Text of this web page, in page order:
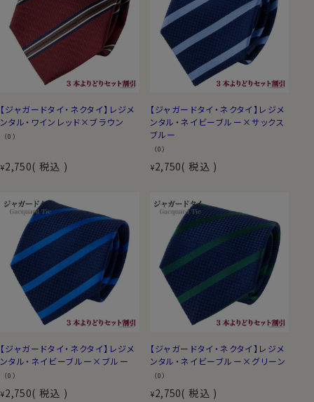
【ジャガードタイ・ネクタイ】レジメ
ンタル・ワインレッド×ブラウン
（0）
¥2,750 税込
【ジャガードタイ・ネクタイ】レジメ
ンタル・ネイビーブルー×サックス
ブルー
（0）
¥2,750 税込
【ジャガードタイ・ネクタイ】レジメ
ンタル・ネイビーブルー×ブルー
（0）
¥2,750 税込
【ジャガードタイ・ネクタイ】レジメ
ンタル・ネイビーブルー×グリーン
（0）
¥2,750 税込